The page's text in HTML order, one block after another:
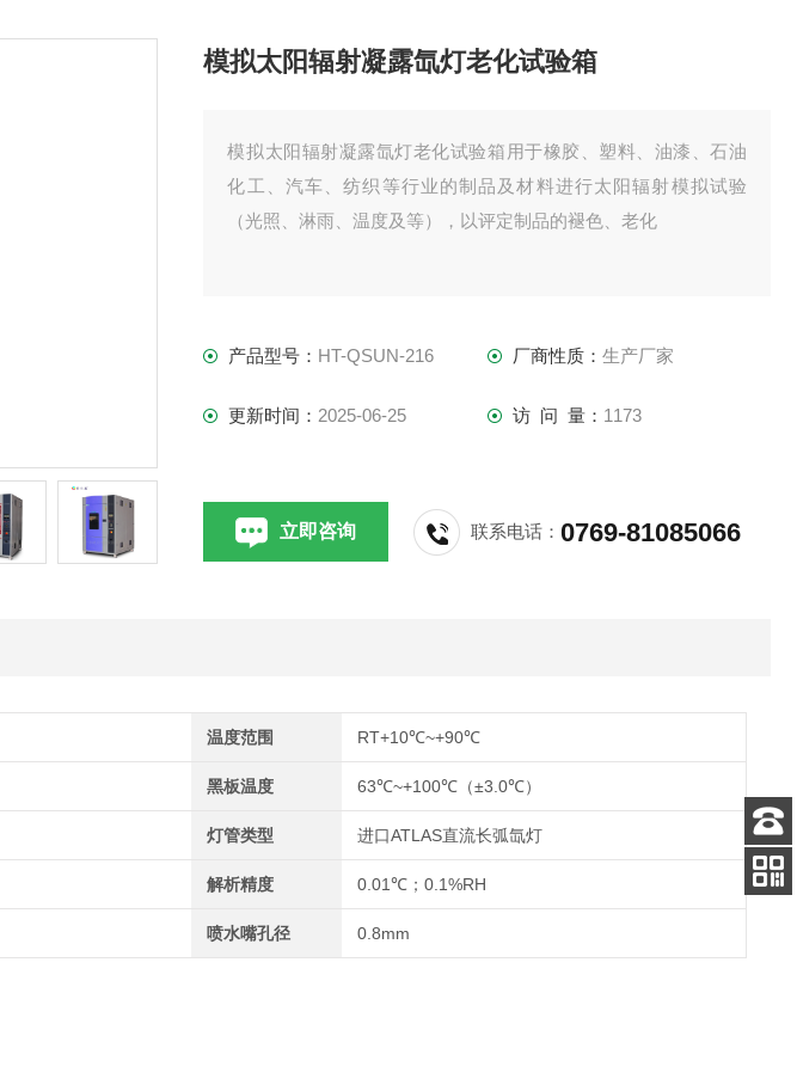
模拟太阳辐射凝露氙灯老化试验箱
模拟太阳辐射凝露氙灯老化试验箱用于橡胶、塑料、油漆、石油
化工、汽车、纺织等行业的制品及材料进行太阳辐射模拟试验
（光照、淋雨、温度及等），以评定制品的褪色、老化
产品型号： HT-QSUN-216 厂商性质： 生产厂家
更新时间： 2025-06-25 访 问 量： 1173
立即咨询 联系电话：0769-81085066
温度范围 RT+10℃~+90℃
黑板温度 63℃~+100℃（±3.0℃）
灯管类型 进口ATLAS直流长弧氙灯
解析精度 0.01℃；0.1%RH
喷水嘴孔径 0.8mm
客服
电话